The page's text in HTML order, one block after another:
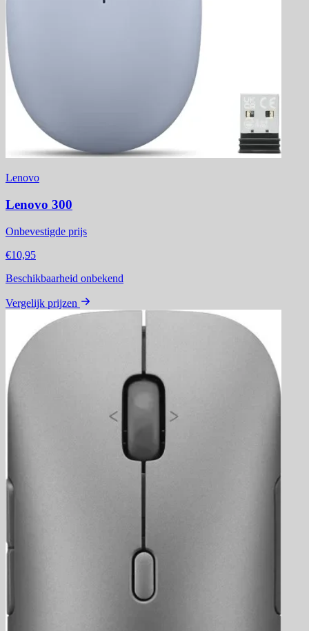
Lenovo
Lenovo 300
Onbevestigde prijs
€10,95
Beschikbaarheid onbekend
Vergelijk prijzen